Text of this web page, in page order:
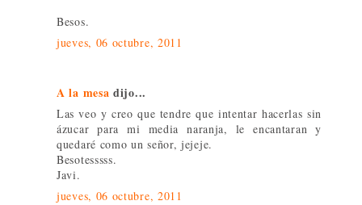
Besos.
jueves, 06 octubre, 2011
A la mesa dijo...
Las veo y creo que tendre que intentar hacerlas sin
ázucar para mi media naranja, le encantaran y
quedaré como un señor, jejeje.
Besotesssss.
Javi.
jueves, 06 octubre, 2011